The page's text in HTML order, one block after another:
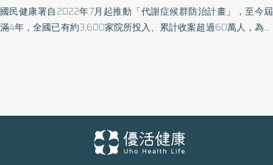
國民健康署自2022年7月起推動「代謝症候群防治計畫」，至今屆
滿4年，全國已有約3,600家院所投入、累計收案超過60萬人，為了
油酯偏高及高密度脂蛋白膽固醇偏低等5項危險因子中符合3項以上
者。代謝症候群患者相較一般民眾，罹患糖尿病、高血壓、高血